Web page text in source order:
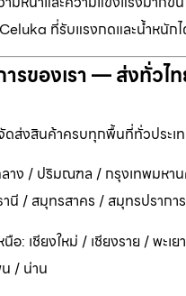
ที่รับแรงกดและน้ำหนัก
รของเรา — ส่งทั่วไ
ดส่งสินค้าครบทุกพื้นที่ทั่วประเท
าง / ปริมณฑล / กรุงเทพมหา
นี / สมุทรสาคร / สมุทรปราการ
นือ: เชียงใหม่ / เชียงราย / พะเ
/ น่าน